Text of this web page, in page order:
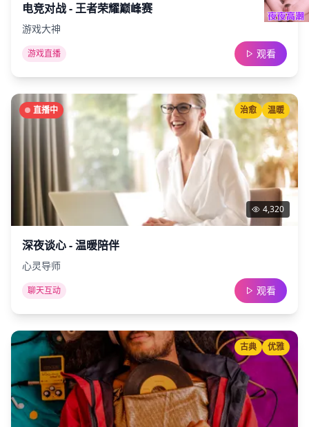
电竞对战 - 王者荣耀巅峰赛
游戏大神
游戏直播 观看
直播中
4,320
治愈 温暖
深夜谈心 - 温暖陪伴
心灵导师
聊天互动 观看
古典 优雅